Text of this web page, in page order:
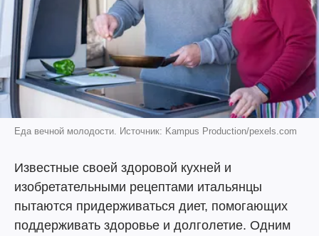
Еда вечной молодости. Источник: Kampus Production/pexels.com
Известные своей здоровой кухней и
изобретательными рецептами итальянцы
пытаются придерживаться диет, помогающих
поддерживать здоровье и долголетие. Одним